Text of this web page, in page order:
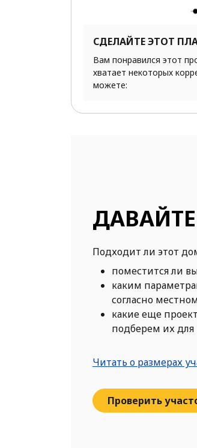
СДЕЛАЙТЕ ЭТОТ
Вам понравился этот
хватает некоторых
можете:
Подходит ли этот
поместится ли
каким
согласно
какие еще
подберем их для
Читать о размерах
Проверить